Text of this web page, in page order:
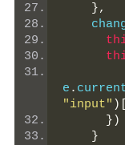
},
e .
"input" )[
})
}